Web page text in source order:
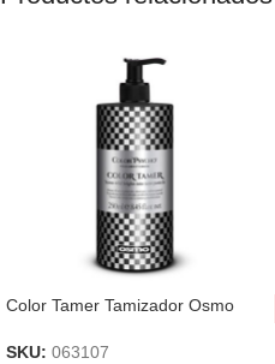
Color Tamer Tamizador Osmo
SKU: 063107